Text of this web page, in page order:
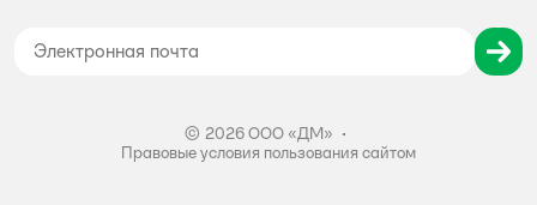
Правила бонусной программы
© 2026 ООО «ДМ» •
Правовые условия пользования сайтом